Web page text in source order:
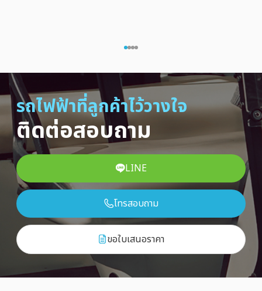
รถไฟฟ้าที่ลูกค้าไว้วางใจ
ติดต่อสอบถาม
LINE
โทรสอบถาม
ขอใบเสนอราคา